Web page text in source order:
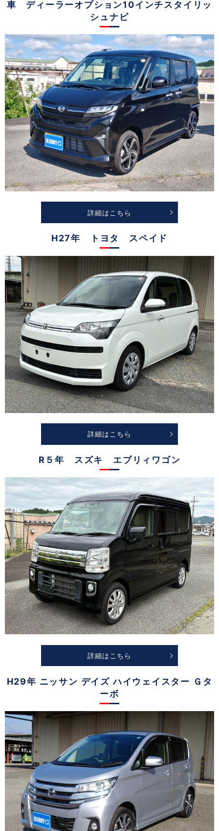
車 ディーラーオプション10インチスタイリッ
シュナビ
詳細はこちら
H27年 トヨタ スペイド
詳細はこちら
R５年 スズキ エブリィワゴン
詳細はこちら
H29年 ニッサン デイズ ハイウェイスター Ｇタ
ーボ